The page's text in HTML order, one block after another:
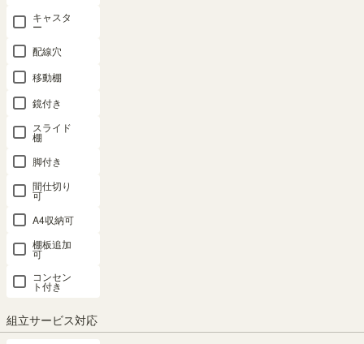
キャスタ
ー
配線穴
移動棚
鏡付き
スライド
棚
脚付き
間仕切り
可
A4収納可
棚板追加
可
コンセン
ト付き
組立サービス対応
移動棚用 取付金具付き
移動棚１枚につき、4個の取付
金具が付属します。